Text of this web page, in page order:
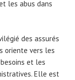
les abus dans
des assurés
oriente vers les
et les
Elle est